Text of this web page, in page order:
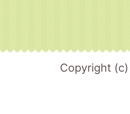
Copyright